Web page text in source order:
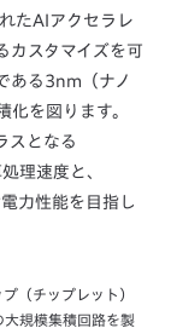
たAIアクセラレ
カスタマイズを可
ある3nm（ナノ
化を図ります。
スとなる
理速度と、
力性能を目指し
（チップレット）
大規模集積回路を製